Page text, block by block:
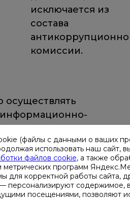
исключается из
состава
комиссии.
осуществлять
информационно-
Компании Хайтед;
от работников
сообщения о
(файлы с данными о ваших
использовать наш сайт,
файлов cookie, а также
метрических программ
для корректной работы сайта,
персонализируют содержимое,
посещениями, позволяют